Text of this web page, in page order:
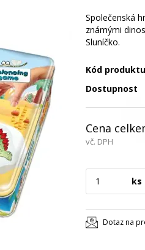
Společenská
známými
Sluníčko.
Kód produktu
Dostupnost
Cena
vč. DPH
ks
Dotaz na